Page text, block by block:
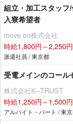
組立・加工スタッフ
入寮希望者
move on株式会社
時給1,800円～2,250円
派遣社員 / 東京都
受電メインのコール
株式会社K–TRUST
時給1,250円～1,500円
アルバイト・パート / 東